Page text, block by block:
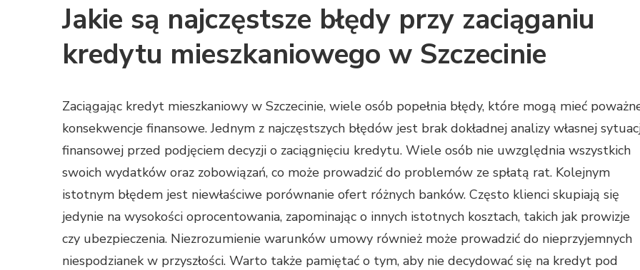
Jakie są najczęstsze błędy przy zaciąganiu
kredytu mieszkaniowego w Szczecinie
Zaciągając kredyt mieszkaniowy w Szczecinie, wiele osób popełnia błędy, które mogą mieć
konsekwencje finansowe. Jednym z najczęstszych błędów jest brak dokładnej analizy własnej
finansowej przed podjęciem decyzji o zaciągnięciu kredytu. Wiele osób nie uwzględnia wszystkich
swoich wydatków oraz zobowiązań, co może prowadzić do problemów ze spłatą rat. Kolejnym
istotnym błędem jest niewłaściwe porównanie ofert różnych banków. Często klienci skupiają się
jedynie na wysokości oprocentowania, zapominając o innych istotnych kosztach, takich jak prowizje
czy ubezpieczenia. Niezrozumienie warunków umowy również może prowadzić do nieprzyjemnych
niespodzianek w przyszłości. Warto także pamiętać o tym, aby nie decydować się na kredyt pod